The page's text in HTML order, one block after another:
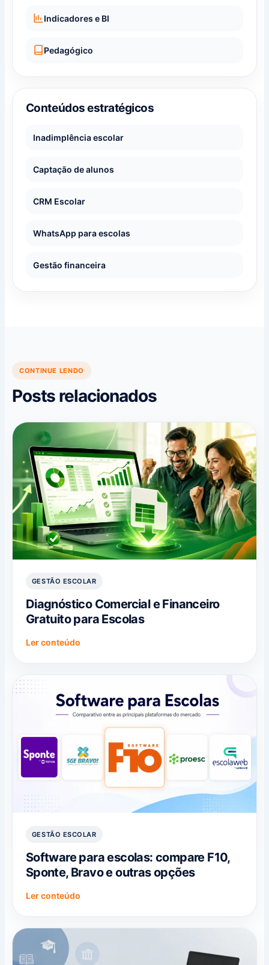
Indicadores e BI
Pedagógico
Conteúdos estratégicos
Inadimplência escolar
Captação de alunos
CRM Escolar
WhatsApp para escolas
Gestão financeira
CONTINUE LENDO
Posts relacionados
GESTÃO ESCOLAR
Diagnóstico Comercial e Financeiro
Gratuito para Escolas
Ler conteúdo
GESTÃO ESCOLAR
Software para escolas: compare F10,
Sponte, Bravo e outras opções
Ler conteúdo